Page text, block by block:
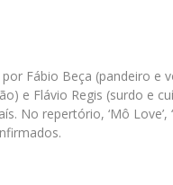
Fábio Beça (pandeiro e
e Flávio Regis (surdo e
No repertório, ‘Mô Love’,